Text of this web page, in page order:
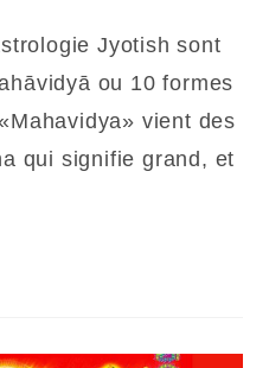
Jyotish sont
ou 10 formes
vient des
qui signifie grand, et